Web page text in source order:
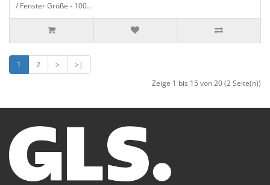
/ Fenster Größe - 100..
1 2 >
>|
Zeige 1 bis 15 von 20 (2 Seite(n))